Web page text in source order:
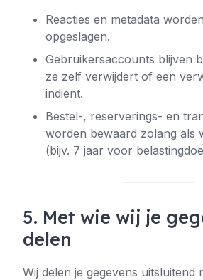
Reacties en metadata
opgeslagen.
Gebruikersaccounts blijven
ze zelf verwijdert of een
indient.
Bestel-, reserverings- en
worden bewaard zolang als
(bijv. 7 jaar voor
5. Met wie wij je
delen
Wij delen je gegevens uitsluitend